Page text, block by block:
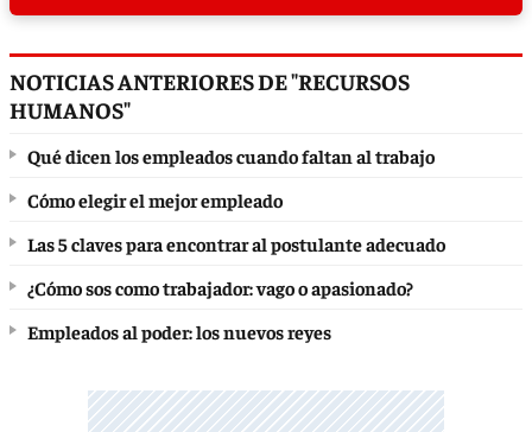
NOTICIAS ANTERIORES DE "RECURSOS
HUMANOS"
Qué dicen los empleados cuando faltan al trabajo
Cómo elegir el mejor empleado
Las 5 claves para encontrar al postulante adecuado
¿Cómo sos como trabajador: vago o apasionado?
Empleados al poder: los nuevos reyes